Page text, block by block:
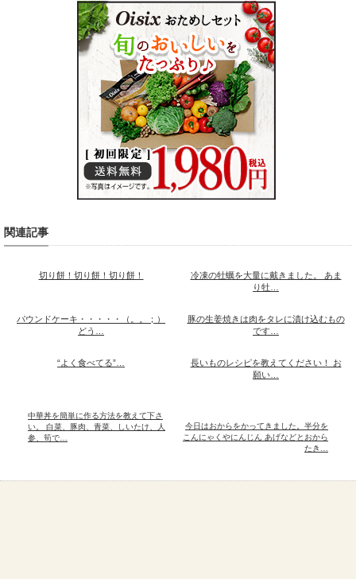
関連記事
切り餅！切り餅！切り餅！
冷凍の牡蠣を大量に戴きました。 あま
り牡…
パウンドケーキ・・・・・（。。；）
どう…
豚の生姜焼きは肉をタレに漬け込むもの
です…
“よく食べてる”…
長いものレシピを教えてください！ お
願い…
中華丼を簡単に作る方法を教えて下さ
い。 白菜、豚肉、青菜、しいたけ、人
参、筍で…
今日はおからをかってきました。半分を
こんにゃくやにんじん あげなどとおから
たき…